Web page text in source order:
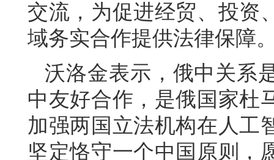
交流，为促进经贸、投资
域务实合作提供法律保障
沃洛金表示，俄中关系
中友好合作，是俄国家杜
加强两国立法机构在人工
坚定恪守一个中国原则，